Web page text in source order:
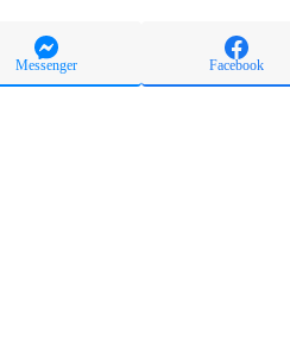
Facebook
Messenger